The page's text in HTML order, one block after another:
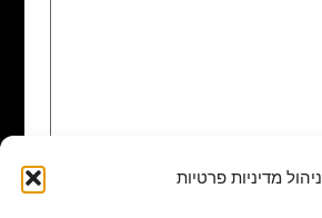
ניהול מדיניות פרטיות